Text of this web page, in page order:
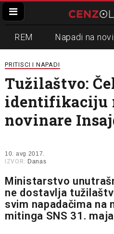
REM Napadi na
Zvučni top
Propaganda
Informer Slavko
PRITISCI I NAPADI
Tužilaštvo:
identifikaciju
novinare
10. avg 2017.
IZVOR: Danas
Ministarstvo
ne dostavlja
svim napadačima na
mitinga SNS 31. maja